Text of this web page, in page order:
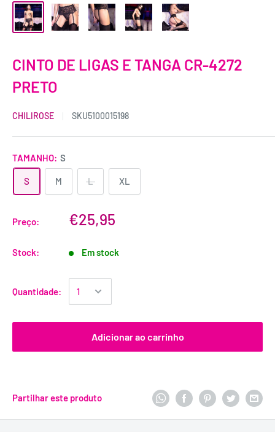
CINTO DE LIGAS E TANGA CR-4272
PRETO
CHILIROSE SKU5100015198
TAMANHO: S
S M L XL
Preço: €25,95
Stock: Em stock
Quantidade:
Adicionar ao carrinho
Partilhar este produto